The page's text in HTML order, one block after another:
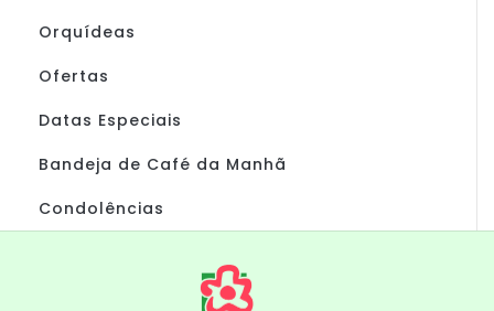
Orquídeas
Ofertas
Datas Especiais
Bandeja de Café da Manhã
Condolências